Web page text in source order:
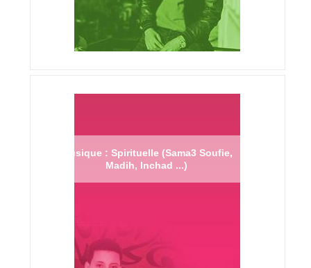
Musique : Spirituelle (Sama3 Soufie,
Madih, Inchad ...)